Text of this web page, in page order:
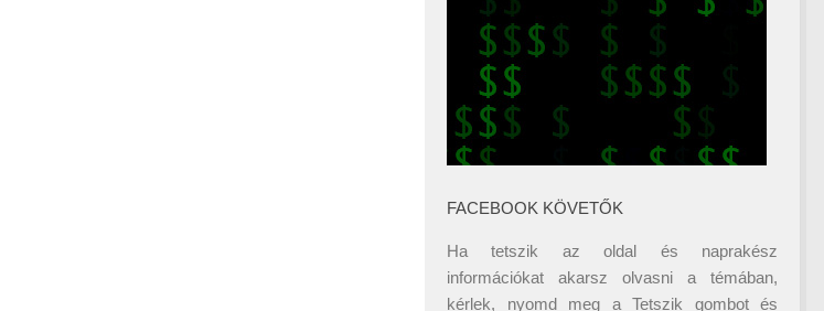
FACEBOOK KÖVETŐK
Ha tetszik az oldal és naprakész
információkat akarsz olvasni a témában,
kérlek, nyomd meg a Tetszik gombot és